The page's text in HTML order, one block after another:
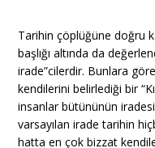
Tarihin çöplüğüne doğru
başlığı altında da
irade”cilerdir. Bunlara
kendilerini belirlediği bir
insanlar bütününün
varsayılan irade tarihin
hatta en çok bizzat